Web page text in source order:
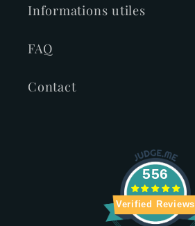
Informations utiles
FAQ
Contact
556
Verified Reviews